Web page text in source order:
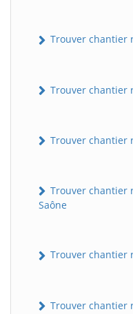
Trouver chantier
Trouver chantier
Trouver chantier
Trouver chantier
Saône
Trouver chantier
Trouver chantier